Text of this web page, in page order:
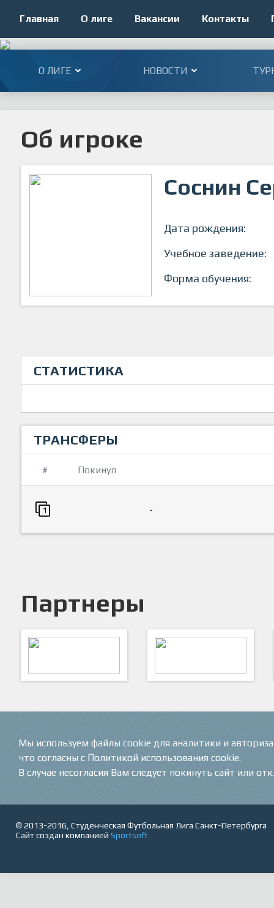
Главная О лиге Вакансии Контакты
О ЛИГЕ НОВОСТИ
Об игроке
Соснин
Дата рождения:
Учебное заведение:
Форма обучения:
СТАТИСТИКА
ТРАНСФЕРЫ
# Покинул
1 -
Партнеры
© 2013-2016, Студенческая Футбольная Лига Санкт-Петербурга
Сайт создан компанией Sportsoft
Мы используем файлы cookie для аналитики и
что согласны с Политикой использования cookie.
В случае несогласия Вам следует покинуть сайт или